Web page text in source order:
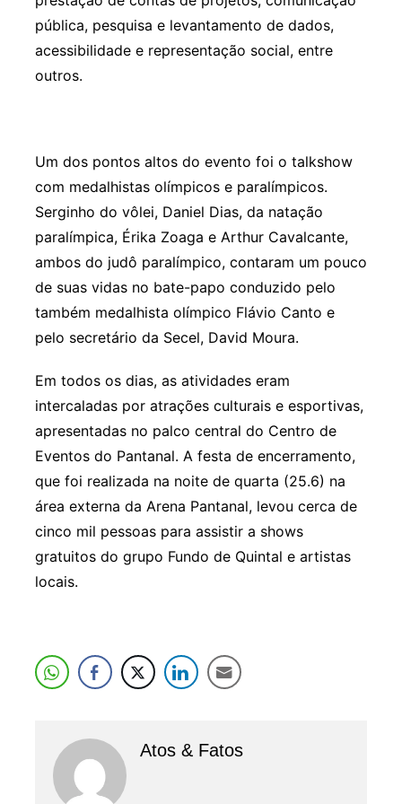
pública, pesquisa e levantamento de dados,
acessibilidade e representação social, entre
outros.
Um dos pontos altos do evento foi o talkshow
com medalhistas olímpicos e paralímpicos.
Serginho do vôlei, Daniel Dias, da natação
paralímpica, Érika Zoaga e Arthur Cavalcante,
ambos do judô paralímpico, contaram um pouco
de suas vidas no bate-papo conduzido pelo
também medalhista olímpico Flávio Canto e
pelo secretário da Secel, David Moura.
Em todos os dias, as atividades eram
intercaladas por atrações culturais e esportivas,
apresentadas no palco central do Centro de
Eventos do Pantanal. A festa de encerramento,
que foi realizada na noite de quarta (25.6) na
área externa da Arena Pantanal, levou cerca de
cinco mil pessoas para assistir a shows
gratuitos do grupo Fundo de Quintal e artistas
locais.
Atos & Fatos